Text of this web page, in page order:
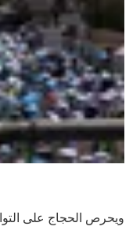
ويحرص الحجاج على